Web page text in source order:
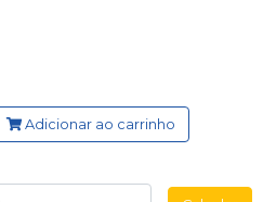
Adicionar ao carrinho